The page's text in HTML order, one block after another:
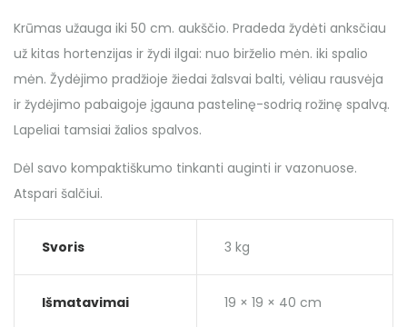
Krūmas užauga iki 50 cm. aukščio. Pradeda žydėti anksčiau
už kitas hortenzijas ir žydi ilgai: nuo birželio mėn. iki spalio
mėn. Žydėjimo pradžioje žiedai žalsvai balti, vėliau rausvėja
ir žydėjimo pabaigoje įgauna pastelinę-sodrią rožinę spalvą.
Lapeliai tamsiai žalios spalvos.
Dėl savo kompaktiškumo tinkanti auginti ir vazonuose.
Atspari šalčiui.
Svoris 3 kg
Išmatavimai 19 × 19 × 40 cm